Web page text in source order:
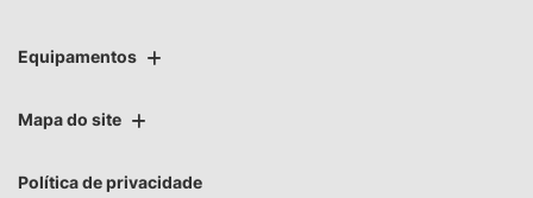
Equipamentos
Mapa do site
Política de privacidade